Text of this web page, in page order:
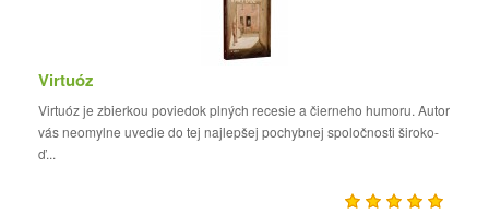
Virtuóz
Virtuóz je zbierkou poviedok plných recesie a čierneho humoru. Autor
vás neomylne uvedie do tej najlepšej pochybnej spoločnosti široko-
ď...